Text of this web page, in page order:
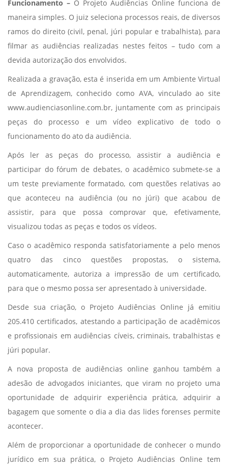
Funcionamento – O Projeto Audiências Online funciona de
maneira simples. O juiz seleciona processos reais, de diversos
ramos do direito (civil, penal, júri popular e trabalhista), para
filmar as audiências realizadas nestes feitos – tudo com a
devida autorização dos envolvidos.
Realizada a gravação, esta é inserida em um Ambiente Virtual
de Aprendizagem, conhecido como AVA, vinculado ao site
www.audienciasonline.com.br, juntamente com as principais
peças do processo e um vídeo explicativo de todo o
funcionamento do ato da audiência.
Após ler as peças do processo, assistir a audiência e
participar do fórum de debates, o acadêmico submete-se a
um teste previamente formatado, com questões relativas ao
que aconteceu na audiência (ou no júri) que acabou de
assistir, para que possa comprovar que, efetivamente,
visualizou todas as peças e todos os vídeos.
Caso o acadêmico responda satisfatoriamente a pelo menos
quatro das cinco questões propostas, o sistema,
automaticamente, autoriza a impressão de um certificado,
para que o mesmo possa ser apresentado à universidade.
Desde sua criação, o Projeto Audiências Online já emitiu
205.410 certificados, atestando a participação de acadêmicos
e profissionais em audiências cíveis, criminais, trabalhistas e
júri popular.
A nova proposta de audiências online ganhou também a
adesão de advogados iniciantes, que viram no projeto uma
oportunidade de adquirir experiência prática, adquirir a
bagagem que somente o dia a dia das lides forenses permite
acontecer.
Além de proporcionar a oportunidade de conhecer o mundo
jurídico em sua prática, o Projeto Audiências Online tem